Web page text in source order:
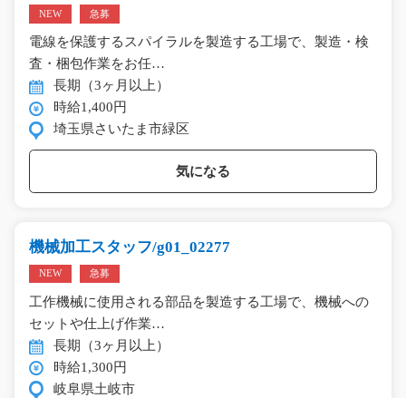
NEW 急募
電線を保護するスパイラルを製造する工場で、製造・検
査・梱包作業をお任…
長期（3ヶ月以上）
時給1,400円
埼玉県さいたま市緑区
気になる
機械加工スタッフ/g01_02277
NEW 急募
工作機械に使用される部品を製造する工場で、機械への
セットや仕上げ作業…
長期（3ヶ月以上）
時給1,300円
岐阜県土岐市